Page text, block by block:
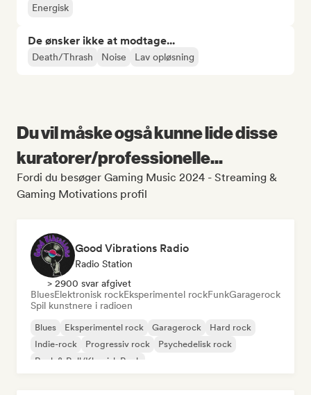
Energisk
De ønsker ikke at modtage...
Death/Thrash Noise Lav opløsning
Du vil måske også kunne lide disse
kuratorer/professionelle...
Fordi du besøger Gaming Music 2024 - Streaming &
Gaming Motivations profil
Good Vibrations Radio
Radio Station
> 2900 svar afgivet
BluesElektronisk rockEksperimentel rockFunkGaragerock
Spil kunstnere i radioen
Blues Eksperimentel rock Garagerock
Hard rock
Indie-rock
Progressiv rock
Psychedelisk rock
Rock & Roll/Klassisk Rock